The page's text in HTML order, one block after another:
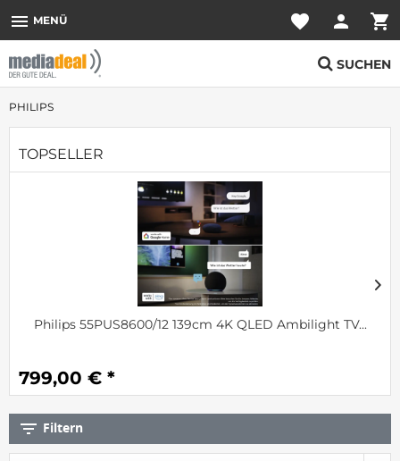
menu MENÜ favorite person shopping_cart
SUCHEN
PHILIPS
TOPSELLER
Philips 55PUS8600/12 139cm 4K QLED Ambilight TV...
799,00 € *
filter_list Filtern